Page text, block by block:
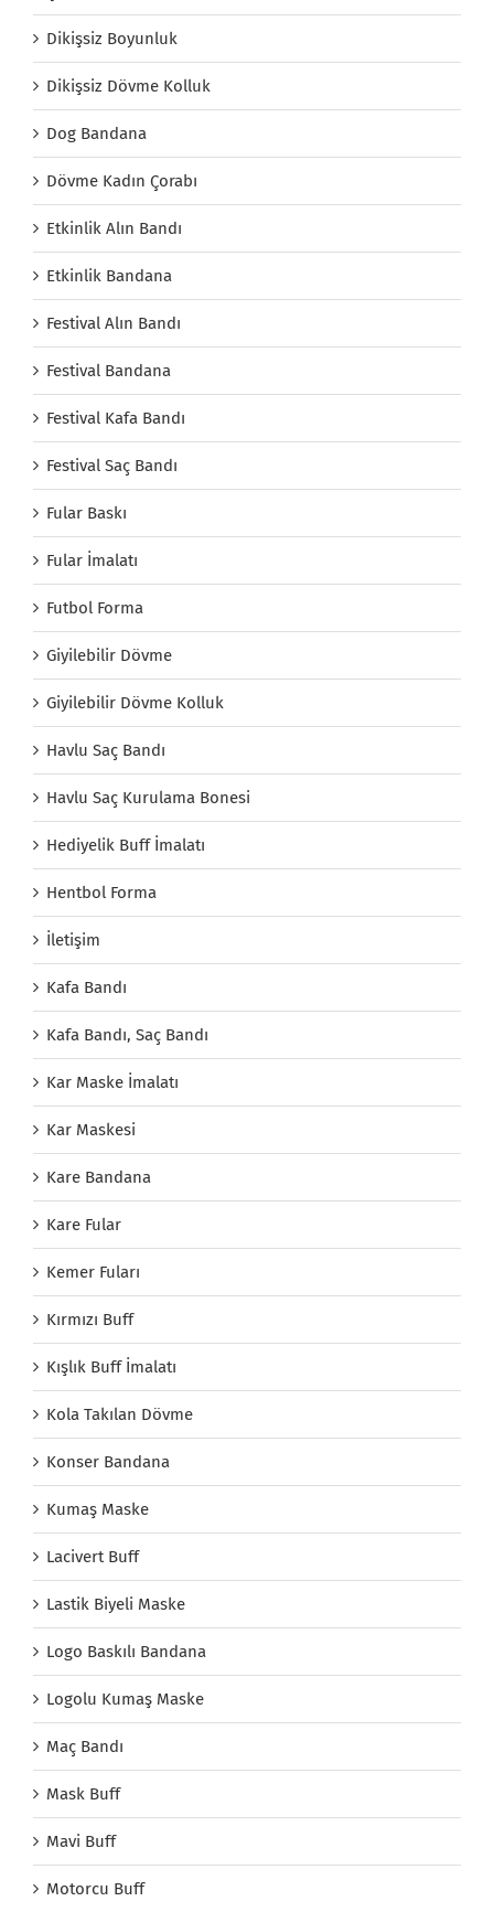
Dikişsiz Boyunluk
Dikişsiz Dövme Kolluk
Dog Bandana
Dövme Kadın Çorabı
Etkinlik Alın Bandı
Etkinlik Bandana
Festival Alın Bandı
Festival Bandana
Festival Kafa Bandı
Festival Saç Bandı
Fular Baskı
Fular İmalatı
Futbol Forma
Giyilebilir Dövme
Giyilebilir Dövme Kolluk
Havlu Saç Bandı
Havlu Saç Kurulama Bonesi
Hediyelik Buff İmalatı
Hentbol Forma
İletişim
Kafa Bandı
Kafa Bandı, Saç Bandı
Kar Maske İmalatı
Kar Maskesi
Kare Bandana
Kare Fular
Kemer Fuları
Kırmızı Buff
Kışlık Buff İmalatı
Kola Takılan Dövme
Konser Bandana
Kumaş Maske
Lacivert Buff
Lastik Biyeli Maske
Logo Baskılı Bandana
Logolu Kumaş Maske
Maç Bandı
Mask Buff
Mavi Buff
Motorcu Buff